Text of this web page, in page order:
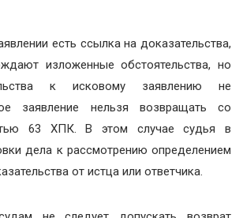
есть ссылка на доказательства,
изложенные обстоятельства, но
к исковому заявлению не
заявление нельзя возвращать со
63 ХПК. В этом случае судья в
дела к рассмотрению определением
от истца или ответчика.